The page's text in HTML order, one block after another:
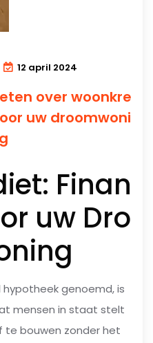
12 april 2024
over woonkre
uw droomwoni
Finan
uw Dro
hypotheek genoemd, is
mensen in staat stelt
te bouwen zonder het